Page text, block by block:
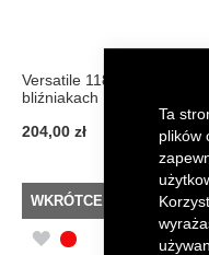
Ta
plików
Versatile 118 4wd na
bliźniakach 1:64
204,00 zł
WKRÓTCE DOSTĘPNY
DODAJ